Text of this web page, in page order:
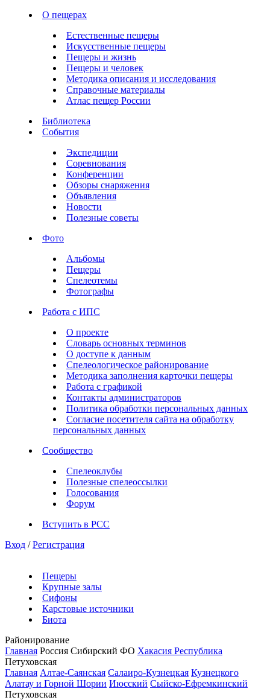
О пещерах
Естественные пещеры
Искусственные пещеры
Пещеры и жизнь
Пещеры и человек
Методика описания и исследования
Справочные материалы
Атлас пещер России
Библиотека
События
Экспедиции
Соревнования
Конференции
Обзоры снаряжения
Объявления
Новости
Полезные советы
Фото
Альбомы
Пещеры
Спелеотемы
Фотографы
Работа с ИПС
О проекте
Словарь основных терминов
О доступе к данным
Спелеологическое районирование
Методика заполнения карточки пещеры
Работа с графикой
Контакты администраторов
Политика обработки персональных данных
Согласие посетителя сайта на обработку
персональных данных
Сообщество
Спелеоклубы
Полезные спелеоссылки
Голосования
Форум
Вступить в РСС
Вход / Регистрация
Пещеры
Крупные залы
Сифоны
Карстовые источники
Биота
Районирование
Главная Россия Сибирский ФО Хакасия Республика
Петуховская
Главная Алтае-Саянская Салаиро-Кузнецкая Кузнецкого
Алатау и Горной Шории Июсский Сыйско-Ефремкинский
Петуховская